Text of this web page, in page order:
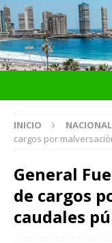
INICIO NACIONAL
cargos por
General
de cargos
caudales